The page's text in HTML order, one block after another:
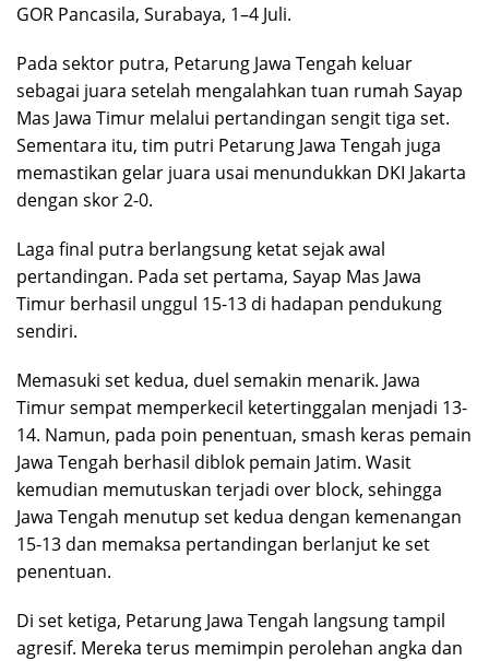
GOR Pancasila, Surabaya, 1–4 Juli.
Pada sektor putra, Petarung Jawa Tengah keluar
sebagai juara setelah mengalahkan tuan rumah Sayap
Mas Jawa Timur melalui pertandingan sengit tiga set.
Sementara itu, tim putri Petarung Jawa Tengah juga
memastikan gelar juara usai menundukkan DKI Jakarta
dengan skor 2-0.
Laga final putra berlangsung ketat sejak awal
pertandingan. Pada set pertama, Sayap Mas Jawa
Timur berhasil unggul 15-13 di hadapan pendukung
sendiri.
Memasuki set kedua, duel semakin menarik. Jawa
Timur sempat memperkecil ketertinggalan menjadi 13-
14. Namun, pada poin penentuan, smash keras pemain
Jawa Tengah berhasil diblok pemain Jatim. Wasit
kemudian memutuskan terjadi over block, sehingga
Jawa Tengah menutup set kedua dengan kemenangan
15-13 dan memaksa pertandingan berlanjut ke set
penentuan.
Di set ketiga, Petarung Jawa Tengah langsung tampil
agresif. Mereka terus memimpin perolehan angka dan